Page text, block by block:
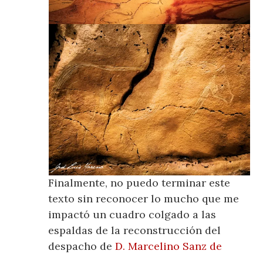
Finalmente, no puedo terminar este
texto sin reconocer lo mucho que me
impactó un cuadro colgado a las
espaldas de la reconstrucción del
despacho deD. Marcelino Sanz de